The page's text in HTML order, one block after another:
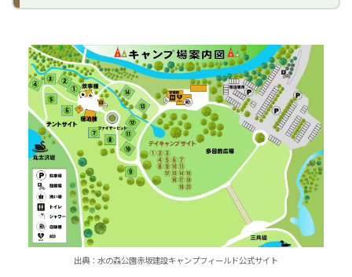
出典：水の森公園赤坂建設キャンプフィールド公式サイト